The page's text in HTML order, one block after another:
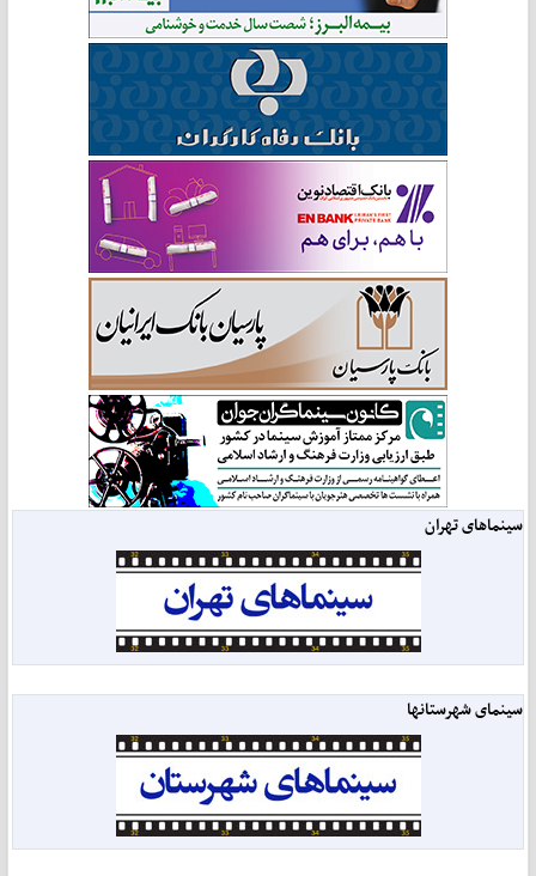
سینماهای تهران
سینمای شهرستانها